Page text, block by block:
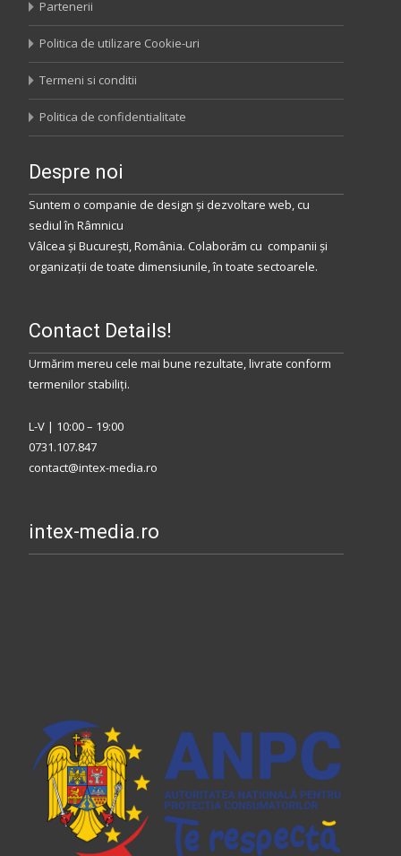
Partenerii
Politica de utilizare Cookie-uri
Termeni si conditii
Politica de confidentialitate
Despre noi
Suntem o companie de design și dezvoltare web, cu
sediulîn Râmnicu
Vâlcea și București,România. Colaborăm cu companii și
organizații de toate dimensiunile, în toate sectoarele.
Contact Details!
Urmărim mereu cele mai bune rezultate, livrate conform
termenilor stabiliţi.
L-V | 10:00 – 19:00
0731.107.847
contact@intex-media.ro
intex-media.ro